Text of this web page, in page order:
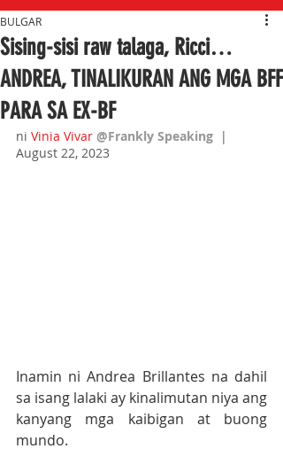
Sising-sisi raw talaga, Ricci…
ANDREA, TINALIKURAN ANG MGA BFF
PARA SA EX-BF
BULGAR
ni Vinia Vivar @Frankly Speaking |
August 22, 2023
Inamin ni Andrea Brillantes na dahil
sa isang lalaki ay kinalimutan niya ang
kanyang mga kaibigan at buong
mundo.